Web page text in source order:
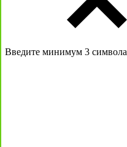
Введите минимум 3 символа